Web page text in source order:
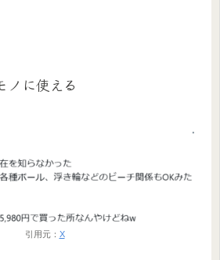
ノに使える
引用元： X